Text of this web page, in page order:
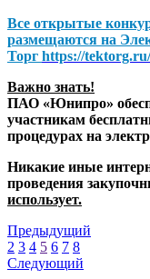
Все открытые
размещаются на
Торг https://tektorg.ru/
Важно знать!
ПАО «Юнипро»
участникам
процедурах на
Никакие иные
проведения
использует.
Предыдущий
2 3 4 5 6 7 8
Следующий